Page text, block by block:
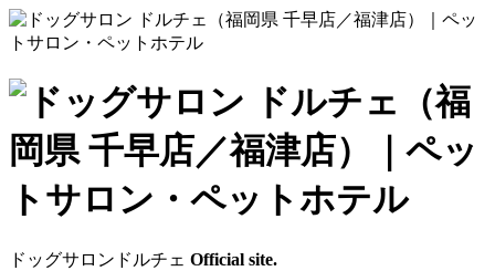
ド
ッ
グ
サ
ドッグサロンドルチェ Official site.